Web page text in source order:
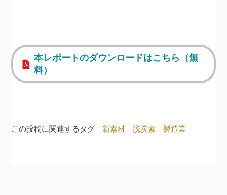
本レポートのダウンロードはこちら（無
料）
この投稿に関連するタグ 新素材 脱炭素 製造業